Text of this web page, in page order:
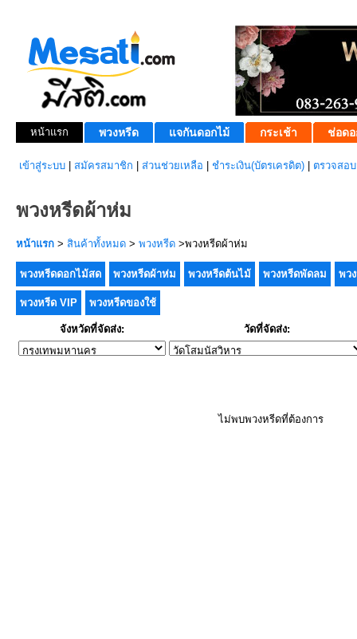
หน้าแรก พวงหรีด แจกันดอกไม้ กระเช้า ช่อดอ
เข้าสู่ระบบ สมัครสมาชิก ส่วนช่วยเหลือ ชำระเงิน(บัตรเครดิต) ตรวจสอ
พวงหรีดผ้าห่ม
หน้าแรก > สินค้าทั้งหมด > พวงหรีด >พวงหรีดผ้าห่ม
พวงหรีดดอกไม้สด พวงหรีดผ้าห่ม พวงหรีดต้นไม้ พวงหรีดพัดลม พว
พวงหรีด VIP พวงหรีดของใช้
จังหวัดที่จัดส่ง: วัดที่จัดส่ง:
ไม่พบพวงหรีดที่ต้องการ